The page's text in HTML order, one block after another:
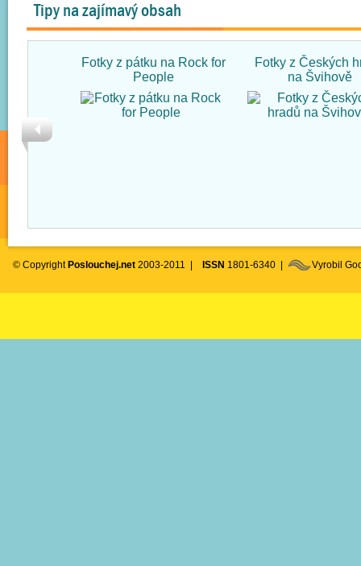
Tipy na zajímavý obsah
Fotky z pátku na Rock for
People
Fotky z Českých
na Švihově
© Copyright Poslouchej.net 2003-2011 | ISSN 1801-6340 | Vyrobil